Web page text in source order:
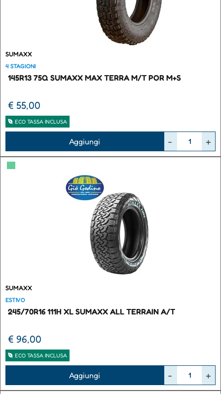
SUMAXX
4 STAGIONI
145R13 75Q SUMAXX MAX TERRA M/T POR M+S
€ 55,00
ECO TASSA INCLUSA
Aggiungi
▀
SUMAXX
ESTIVO
245/70R16 111H XL SUMAXX ALL TERRAIN A/T
€ 96,00
ECO TASSA INCLUSA
Aggiungi